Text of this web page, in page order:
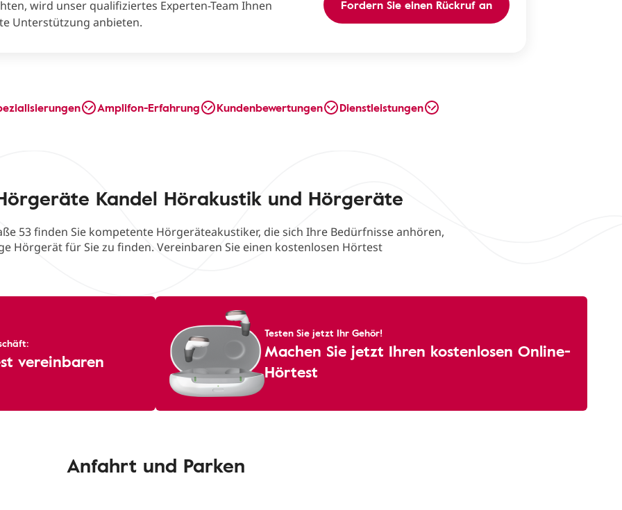
wird unser qualifiziertes Experten-Team Ihnen
Unterstützung anbieten.
Fordern Sie einen Rückruf an
Amplifon-Erfahrung Kundenbewertungen Dienstleistungen
Kandel Hörakustik und Hörgeräte
53 finden Sie kompetente Hörgeräteakustiker, die sich Ihre Bedürfnisse anhören,
Hörgerät für Sie zu finden. Vereinbaren Sie einen kostenlosen Hörtest
vereinbaren
Testen Sie jetzt Ihr Gehör!
Machen Sie jetzt Ihren kostenlosen Online-
Hörtest
Anfahrt und Parken